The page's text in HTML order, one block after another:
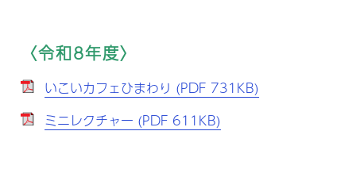
〈令和8年度〉
いこいカフェひまわり (PDF 731KB)
ミニレクチャー (PDF 611KB)